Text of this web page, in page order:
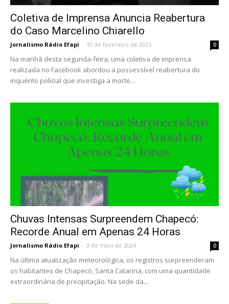
Coletiva de Imprensa Anuncia Reabertura
do Caso Marcelino Chiarello
Jornalismo Rádio Efapi - 10 de fevereiro de 2025 0
Na manhã desta segunda-feira, uma coletiva de imprensa
realizada no Facebook abordou a possessível reabertura do
inquérito policial que investiga a morte...
Chuvas Intensas Surpreendem Chapecó:
Recorde Anual em Apenas 24 Horas
Jornalismo Rádio Efapi - 3 de maio de 2024 0
Na última atualização meteorológica, os registros surpreenderam
os habitantes de Chapecó, Santa Catarina, com uma quantidade
extraordinária de precipitação. Na sede da...